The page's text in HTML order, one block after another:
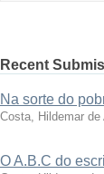
Recent
Na sorte do
Costa, Hildemar de
O A.B.C do